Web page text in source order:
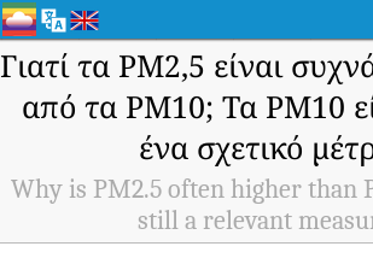
Γιατί τα PM2,5 είναι
από τα PM10; Τα PM10
ένα σχετικό
Why is PM2.5 often higher than
still a relevant